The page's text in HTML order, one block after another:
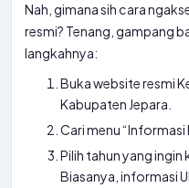
Nah, gimana sih cara
resmi? Tenang, gampang
langkahnya:
Buka website resmi
Kabupaten Jepara.
Cari menu “Informasi
Pilih tahun yang ingin
Biasanya, informasi